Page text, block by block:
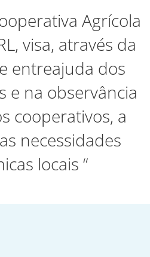
Agrícola
visa, através da
entreajuda dos
e na observância
cooperativos, a
necessidades
locais “